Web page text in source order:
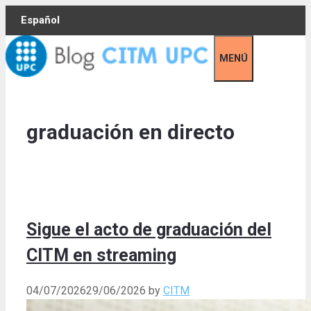
Skip
content
Español
MENÚ
graduación en directo
Sigue el acto de graduación del
CITM en streaming
04/07/202629/06/2026 by CITM